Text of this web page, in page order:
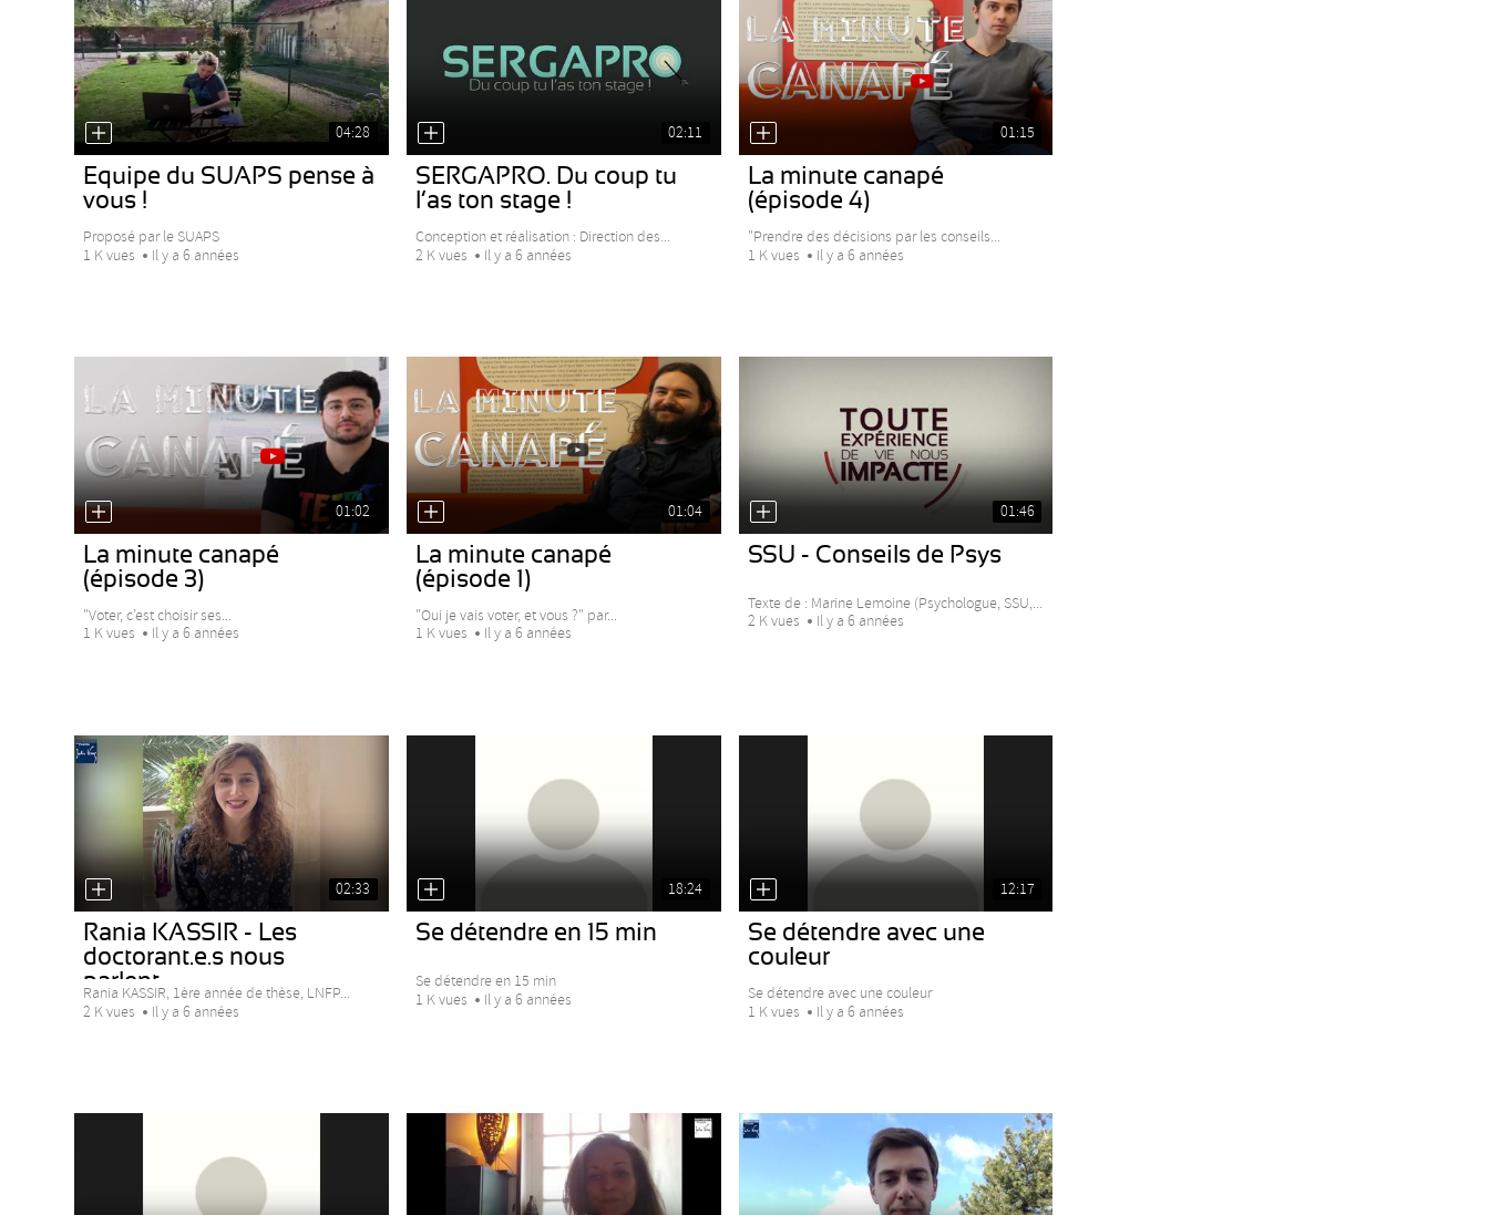
04:28
Equipe du SUAPS pense à
vous !
Proposé par le SUAPS
1 K vues
Il y a 6 années
02:11
SERGAPRO. Du coup tu
l’as ton stage !
Conception et réalisation : Direction des...
2 K vues
Il y a 6 années
01:15
La minute canapé
(épisode 4)
"Prendre des décisions par les conseils...
1 K vues
Il y a 6 années
01:02
La minute canapé
(épisode 3)
"Voter, c’est choisir ses...
1 K vues
Il y a 6 années
01:04
La minute canapé
(épisode 1)
"Oui je vais voter, et vous ?" par...
1 K vues
Il y a 6 années
01:46
SSU - Conseils de Psys
Texte de : Marine Lemoine (Psychologue, SSU,...
2 K vues
Il y a 6 années
02:33
Rania KASSIR - Les
doctorant.e.s nous
parlent...
Rania KASSIR, 1ère année de thèse, LNFP...
2 K vues
Il y a 6 années
18:24
Se détendre en 15 min
Se détendre en 15 min
1 K vues
Il y a 6 années
12:17
Se détendre avec une
couleur
Se détendre avec une couleur
1 K vues
Il y a 6 années